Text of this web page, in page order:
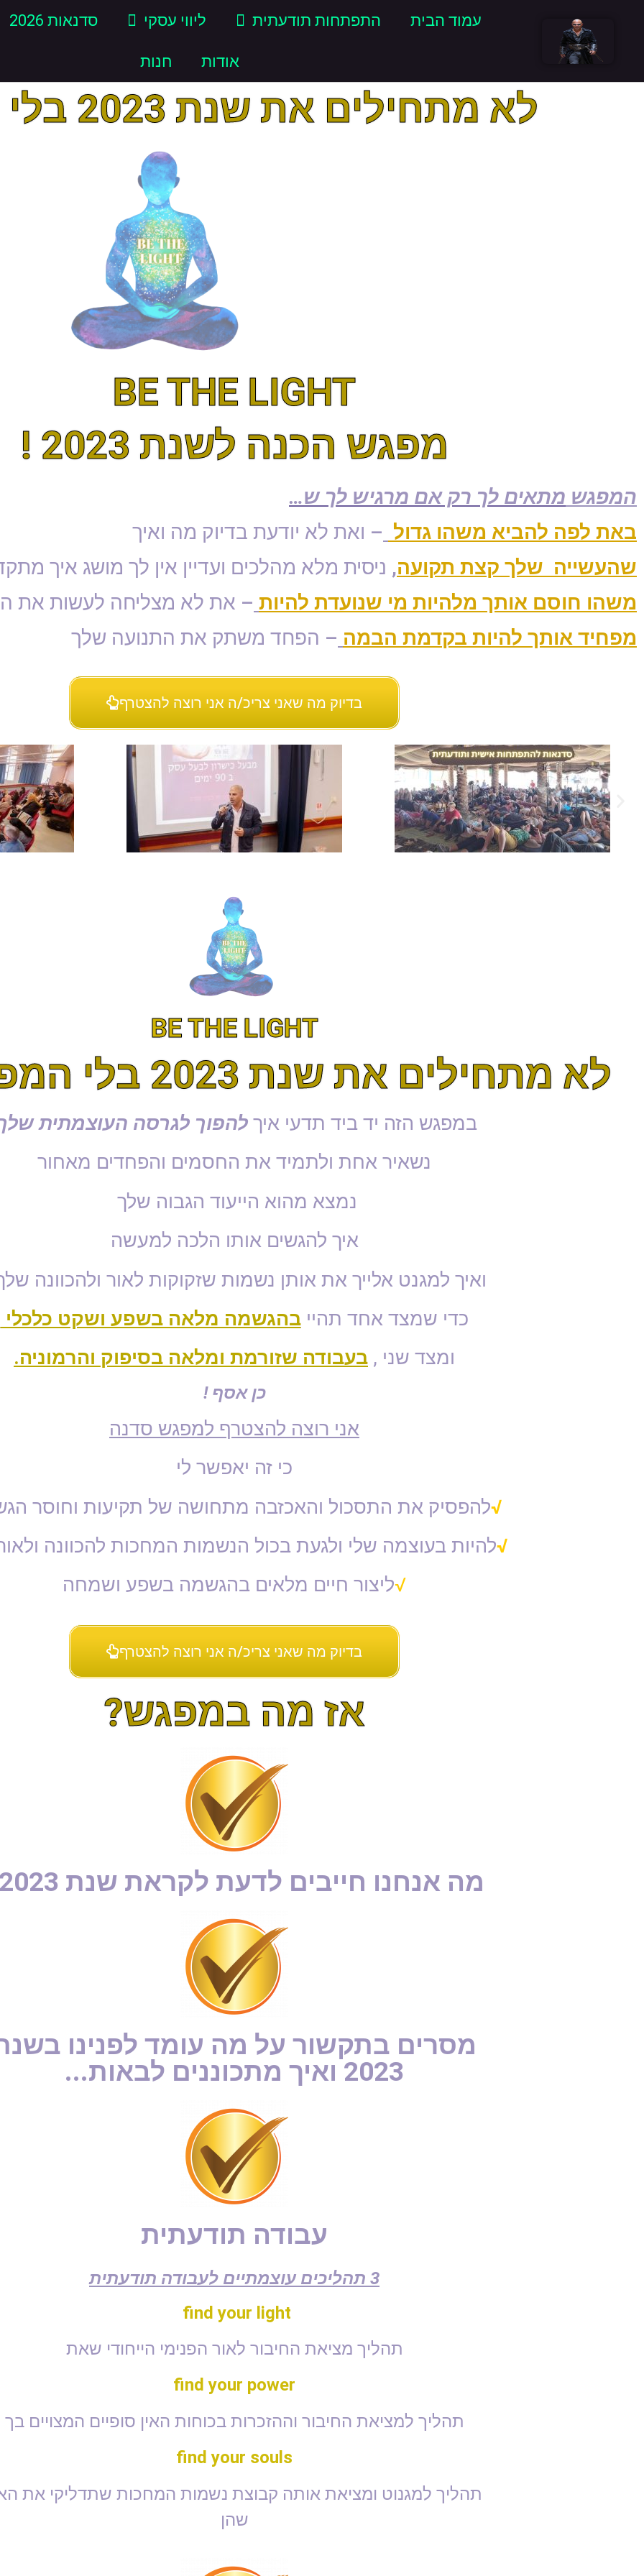
עמוד הבית התפתחות תודעתית ליווי עסקי סדנאות 2026
אודות חנות
לא מתחילים את שנת 2023 בלי המפגש הזה!
BE THE LIGHT
מפגש הכנה לשנת 2023 !
המפגש מתאים לך רק אם מרגיש לך ש…
באת לפה להביא משהו גדול – ואת לא יודעת בדיוק מה ואיך
שהעשייה שלך קצת תקועה, ניסית מלא מהלכים ועדיין אין לך מושג איך
משהו חוסם אותך מלהיות מי שנועדת להיות – את לא מצליחה לעשות את
מפחיד אותך להיות בקדמת הבמה – הפחד משתק את התנועה שלך
בדיוק מה שאני צריכ/ה אני רוצה להצטרף
BE THE LIGHT
לא מתחילים את שנת 2023 בלי המפגש הזה!
במפגש הזה יד ביד תדעי איך להפוך לגרסה העוצמתית
נשאיר אחת ולתמיד את החסמים והפחדים מאחור
נמצא מהוא הייעוד הגבוה שלך
איך להגשים אותו הלכה למעשה
ואיך למגנט אלייך את אותן נשמות שזקוקות לאור ולהכוונה
כדי שמצד אחד תהייבהגשמה מלאה בשפע ושקט כלכלי
ומצד שני , בעבודה שזורמת ומלאה בסיפוק והרמוניה.
כן אסף !
אני רוצה להצטרף למפגש סדנה
כי זה יאפשר לי
√להפסיק את התסכול והאכזבה מתחושה של תקיעות וחוסר
√להיות בעוצמה שלי ולגעת בכול הנשמות המחכות להכוונה
√ליצור חיים מלאים בהגשמה בשפע ושמחה
בדיוק מה שאני צריכ/ה אני רוצה להצטרף
אז מה במפגש?
מה אנחנו חייבים לדעת לקראת שנת 2023?
מסרים בתקשור על מה עומד לפנינו
2023 ואיך מתכוננים לבאות...
עבודה תודעתית
3 תהליכים עוצמתיים לעבודה תודעתית
find your light
תהליך מציאת החיבור לאור הפנימי הייחודי שאת
find your power
תהליך למציאת החיבור וההזכרות בכוחות האין סופיים המצויים בך
find your souls
תהליך למגנוט ומציאת אותה קבוצת נשמות המחכות שתדליקי את
שהן